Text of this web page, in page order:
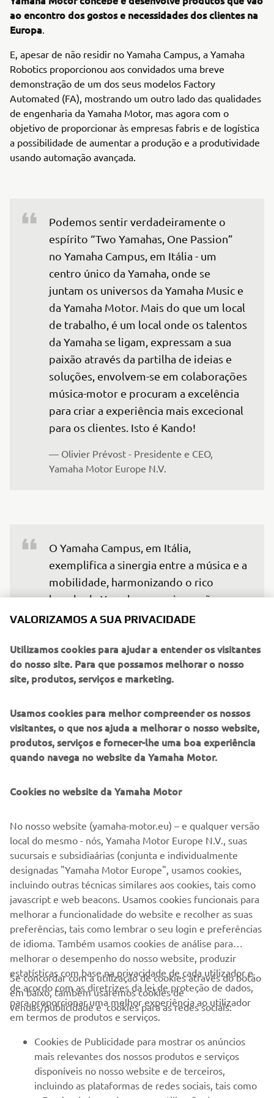
ao encontro dos gostos e necessidades dos clientes na
Europa
E, apesar de não residir no Yamaha Campus, a Yamaha
Robotics proporcionou aos convidados uma breve
demonstração de um dos seus modelos Factory
Automated (FA), mostrando um outro lado das qualidades
de engenharia da Yamaha Motor, mas agora com o
objetivo de proporcionar às empresas fabris e de logística
a possibilidade de aumentar a produção e a produtividade
usando automação avançada.
Podemos sentir verdadeiramente o
espírito “Two Yamahas, One Passion”
no Yamaha Campus, em Itália - um
centro único da Yamaha, onde se
juntam os universos da Yamaha Music e
da Yamaha Motor. Mais do que um local
de trabalho, é um local onde os talentos
da Yamaha se ligam, expressam a sua
paixão através da partilha de ideias e
soluções, envolvem-se em colaborações
música-motor e procuram a excelência
para criar a experiência mais excecional
para os clientes. Isto é Kando!
— Olivier Prévost - Presidente e CEO,
Yamaha Motor Europe N.V.
O Yamaha Campus, em Itália,
exemplifica a sinergia entre a música e a
mobilidade, harmonizando o rico
legado da Yamaha com a inovação
visionária. Este evento destaca a nossa
experiências que ressoam
profundamente com os nossos clientes,
melhorando as suas vidas através da
orgulho em mostrar como o ‘Two
Yamahas, One Passion’ cria uma energia
vibrante e inspiração para a vida.
Yamaha Music Europe GmbH, sucursal Itália
1/
MORE NEWS
EMPRESA
MAIS YAMAHA
VALORIZAMOS A SUA PRIVACIDADE
Utilizamos cookies para ajudar a entender os visitantes
do nosso site. Para que possamos melhorar o nosso
site, produtos, serviços e marketing.
Usamos cookies para melhor compreender os nossos
visitantes, o que nos ajuda a melhorar o nosso website,
produtos, serviços e fornecer-lhe uma boa experiência
quando navega no website da Yamaha Motor.
Cookies no website da Yamaha Motor
No nosso website (yamaha-motor.eu) – e qualquer versão
local do mesmo - nós, Yamaha Motor Europe N.V., suas
sucursais e subsidiaárias (conjunta e individualmente
designadas "Yamaha Motor Europe", usamos cookies,
incluindo outras técnicas similares aos cookies, tais como
javascript e web beacons. Usamos cookies funcionais para
melhorar a funcionalidade do website e recolher as suas
preferências, tais como lembrar o seu login e preferências
de idioma. Também usamos cookies de análise para
melhorar o desempenho do nosso website, produzir
estatísticas com base na privacidade de cada utilizador e
de acordo com as diretrizes da lei de proteção de dados,
para proporcionar uma melhor experiência ao utilizador
em termos de produtos e serviços.
Se concordar com a utilização de cookies através do botão
em baixo, também usaremos cookies de
vendas/publicidade e cookies para as redes sociais:
Cookies de Publicidade para mostrar os anúncios
mais relevantes dos nossos produtos e serviços
disponíveis no nosso website e de terceiros,
incluindo as plataformas de redes sociais, tais como